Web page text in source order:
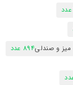
میز و صندلی894 عدد